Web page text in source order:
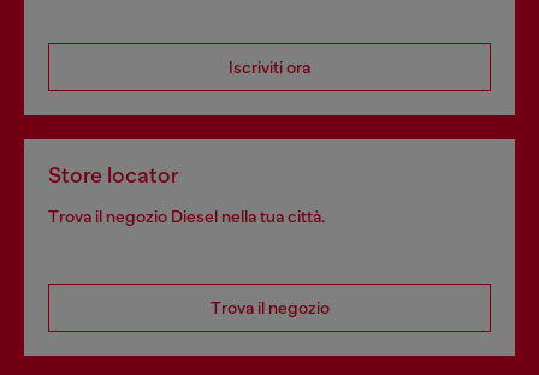
Iscriviti ora
Store locator
Trova il negozio Diesel nella tua città.
Trova il negozio